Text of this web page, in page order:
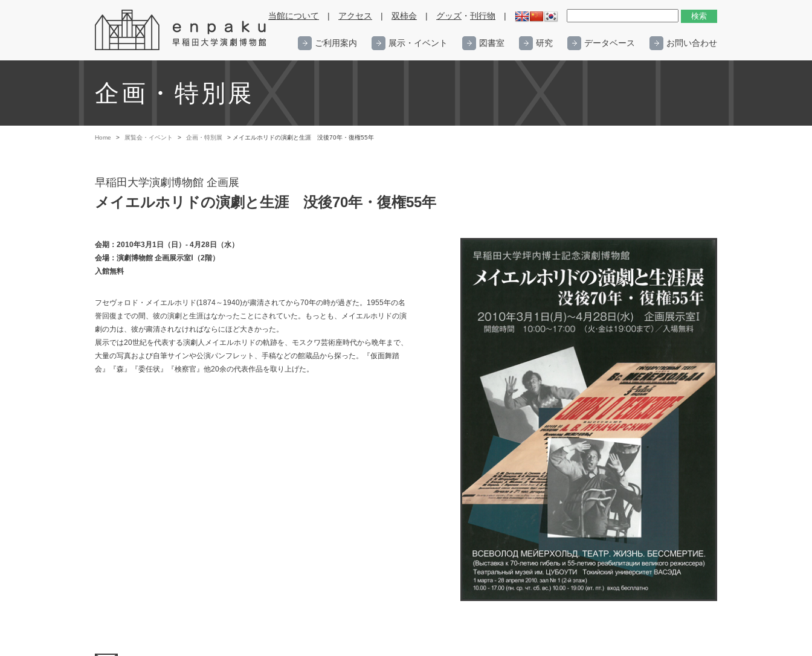
当館について | アクセス | 双柿会 | グッズ ・ 刊行物 |
ご利用案内 展示・イベント 図書室 研究 データベース お問い合わせ
企画・特別展
Home > 展覧会・イベント > 企画・特別展 > メイエルホリドの演劇と生涯 没後70年・復権55年
早稲田大学演劇博物館 企画展
メイエルホリドの演劇と生涯 没後70年・復権55年
会期：2010年3月1日（日）- 4月28日（水）
会場：演劇博物館 企画展示室Ⅰ（2階）
入館無料
フセヴォロド・メイエルホリド(1874～1940)が粛清されてから70年の時が過ぎた。1955年の名
誉回復までの間、彼の演劇と生涯はなかったことにされていた。もっとも、メイエルホリドの演
劇の力は、彼が粛清されなければならにほど大きかった。
展示では20世紀を代表する演劇人メイエルホリドの軌跡を、モスクワ芸術座時代から晩年まで、
大量の写真および自筆サインや公演パンフレット、手稿などの館蔵品から探った。『仮面舞踏
会』『森』『委任状』『検察官』他20余の代表作品を取り上げた。